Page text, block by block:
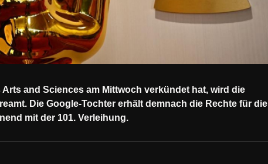
and Sciences am Mittwoch verkündet hat, wird die
Die Google-Tochter erhält demnach die Rechte für die
mit der 101. Verleihung.